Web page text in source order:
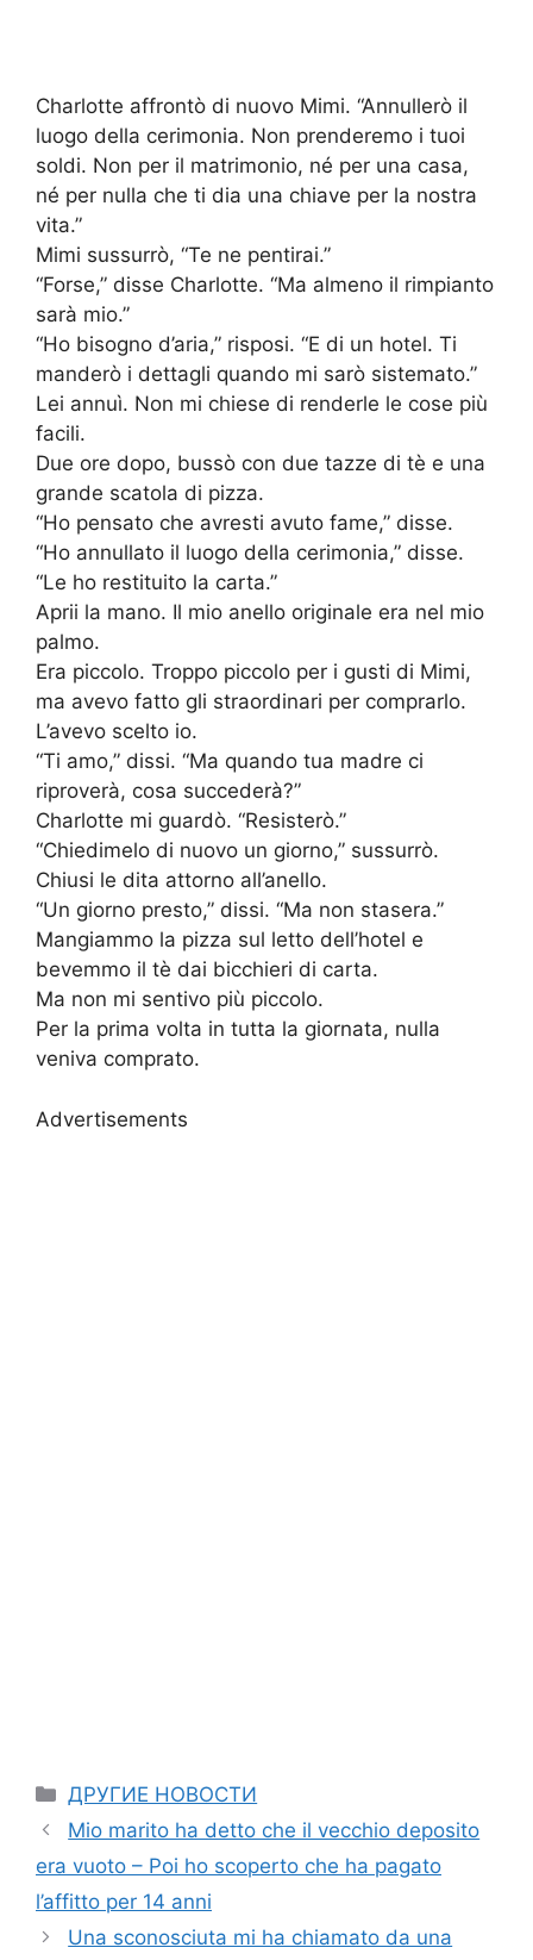
Charlotte affrontò di nuovo Mimi. “Annullerò il
luogo della cerimonia. Non prenderemo i tuoi
soldi. Non per il matrimonio, né per una casa,
né per nulla che ti dia una chiave per la nostra
vita.”
Mimi sussurrò, “Te ne pentirai.”
“Forse,” disse Charlotte. “Ma almeno il rimpianto
sarà mio.”
“Ho bisogno d’aria,” risposi. “E di un hotel. Ti
manderò i dettagli quando mi sarò sistemato.”
Lei annuì. Non mi chiese di renderle le cose più
facili.
Due ore dopo, bussò con due tazze di tè e una
grande scatola di pizza.
“Ho pensato che avresti avuto fame,” disse.
“Ho annullato il luogo della cerimonia,” disse.
“Le ho restituito la carta.”
Aprii la mano. Il mio anello originale era nel mio
palmo.
Era piccolo. Troppo piccolo per i gusti di Mimi,
ma avevo fatto gli straordinari per comprarlo.
L’avevo scelto io.
“Ti amo,” dissi. “Ma quando tua madre ci
riproverà, cosa succederà?”
Charlotte mi guardò. “Resisterò.”
“Chiedimelo di nuovo un giorno,” sussurrò.
Chiusi le dita attorno all’anello.
“Un giorno presto,” dissi. “Ma non stasera.”
Mangiammo la pizza sul letto dell’hotel e
bevemmo il tè dai bicchieri di carta.
Ma non mi sentivo più piccolo.
Per la prima volta in tutta la giornata, nulla
veniva comprato.
Advertisements
Categories
ДРУГИЕ НОВОСТИ
Mio marito ha detto che il vecchio deposito
era vuoto – Poi ho scoperto che ha pagato
l’affitto per 14 anni
Una sconosciuta mi ha chiamato da una